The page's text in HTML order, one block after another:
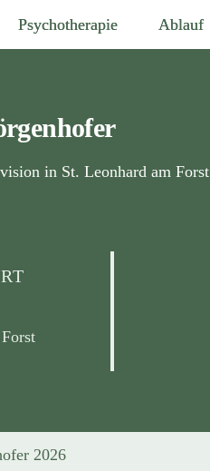
Psychotherapie Ablauf
in St. Leonhard am Forst
2026